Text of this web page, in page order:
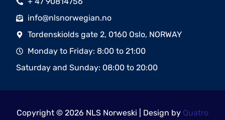
info@nlsnorwegian.no
Tordenskiolds gate 2, 0160 Oslo, NORWAY
Monday to Friday: 8:00 to 21:00
Saturday and Sunday: 08:00 to 20:00
Copyright © 2026 NLS Norweski | Design by Quatro